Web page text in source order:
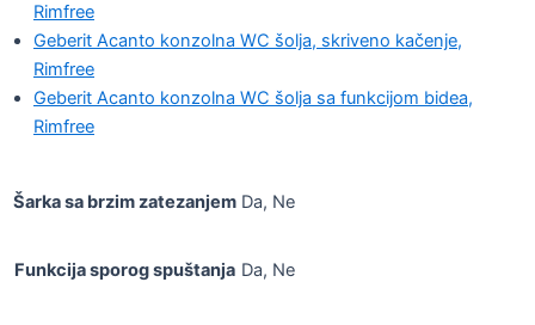
Rimfree
Geberit Acanto konzolna WC šolja, skriveno kačenje,
Rimfree
Geberit Acanto konzolna WC šolja sa funkcijom bidea,
Rimfree
Šarka sa brzim zatezanjem Da, Ne
Funkcija sporog spuštanja Da, Ne